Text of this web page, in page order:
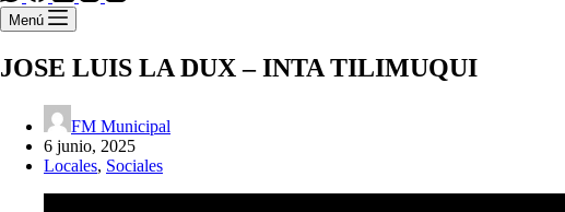
Menú
JOSE LUIS LA DUX – INTA TILIMUQUI
FM Municipal
6 junio, 2025
Locales, Sociales